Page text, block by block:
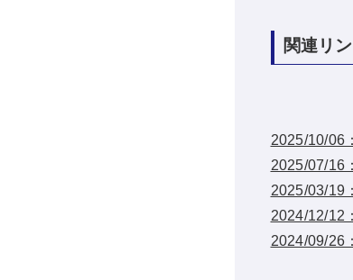
関連リ
2025/10/06
2025/07/16
2025/03/19
2024/12/12
2024/09/26